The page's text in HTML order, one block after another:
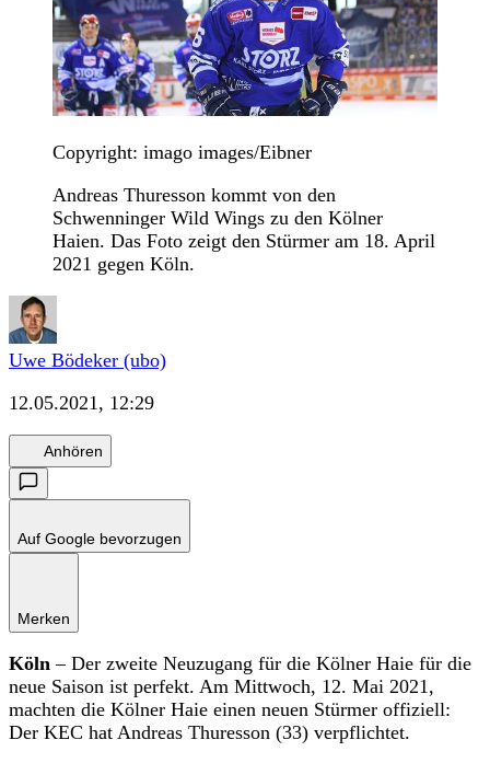
Copyright: imago images/Eibner
Andreas Thuresson kommt von den
Schwenninger Wild Wings zu den Kölner
Haien. Das Foto zeigt den Stürmer am 18. April
2021 gegen Köln.
Uwe Bödeker (ubo)
12.05.2021, 12:29
Anhören
Auf Google bevorzugen
Merken
Köln – Der zweite Neuzugang für die Kölner Haie für die
neue Saison ist perfekt. Am Mittwoch, 12. Mai 2021,
machten die Kölner Haie einen neuen Stürmer offiziell:
Der KEC hat Andreas Thuresson (33) verpflichtet.